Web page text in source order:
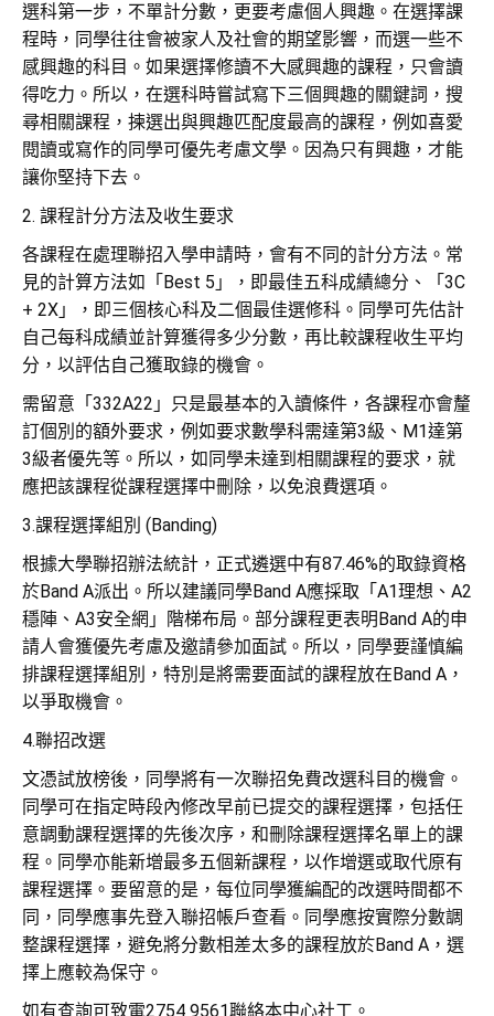
選科第一步，不單計分數，更要考慮個人興趣。在選擇課
程時，同學往往會被家人及社會的期望影響，而選一些不
感興趣的科目。如果選擇修讀不大感興趣的課程，只會讀
得吃力。所以，在選科時嘗試寫下三個興趣的關鍵詞，搜
尋相關課程，揀選出與興趣匹配度最高的課程，例如喜愛
閱讀或寫作的同學可優先考慮文學。因為只有興趣，才能
讓你堅持下去。
2. 課程計分方法及收生要求
各課程在處理聯招入學申請時，會有不同的計分方法。常
見的計算方法如「Best 5」，即最佳五科成績總分、「3C
+ 2X」，即三個核心科及二個最佳選修科。同學可先估計
自己每科成績並計算獲得多少分數，再比較課程收生平均
分，以評估自己獲取錄的機會。
需留意「332A22」只是最基本的入讀條件，各課程亦會釐
訂個別的額外要求，例如要求數學科需達第3級、M1達第
3級者優先等。所以，如同學未達到相關課程的要求，就
應把該課程從課程選擇中刪除，以免浪費選項。
3.課程選擇組別 (Banding)
根據大學聯招辦法統計，正式遴選中有87.46%的取錄資格
於Band A派出。所以建議同學Band A應採取「A1理想、A2
穩陣、A3安全網」階梯布局。部分課程更表明Band A的申
請人會獲優先考慮及邀請參加面試。所以，同學要謹慎編
排課程選擇組別，特別是將需要面試的課程放在Band A，
以爭取機會。
4.聯招改選
文憑試放榜後，同學將有一次聯招免費改選科目的機會。
同學可在指定時段內修改早前已提交的課程選擇，包括任
意調動課程選擇的先後次序，和刪除課程選擇名單上的課
程。同學亦能新增最多五個新課程，以作增選或取代原有
課程選擇。要留意的是，每位同學獲編配的改選時間都不
同，同學應事先登入聯招帳戶查看。同學應按實際分數調
整課程選擇，避免將分數相差太多的課程放於Band A，選
擇上應較為保守。
如有查詢可致電2754 9561聯絡本中心社工。